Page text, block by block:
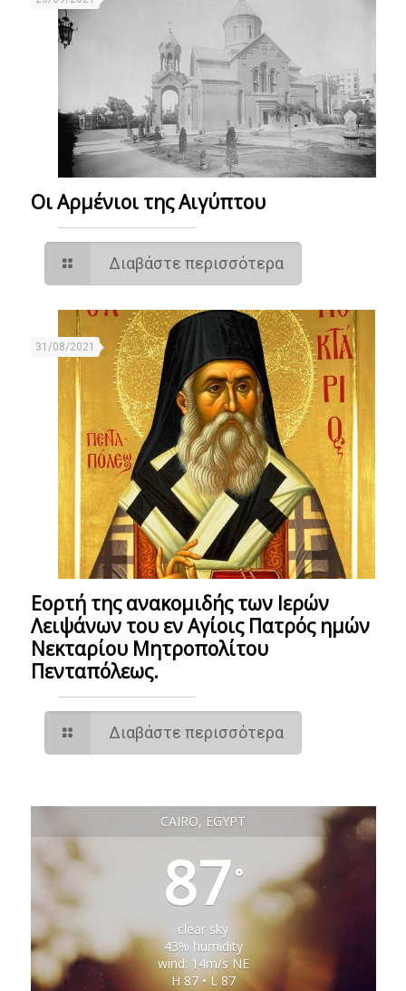
Οι Αρμένιοι της Αιγύπτου
Διαβάστε περισσότερα
31/08/2021
Eορτή της ανακομιδής των Ιερών
Λειψάνων του εν Αγίοις Πατρός ημών
Νεκταρίου Μητροπολίτου
Πενταπόλεως.
Διαβάστε περισσότερα
CAIRO, EGYPT
87°
clear sky
43% humidity
wind: 14m/s NE
H 87 • L 87